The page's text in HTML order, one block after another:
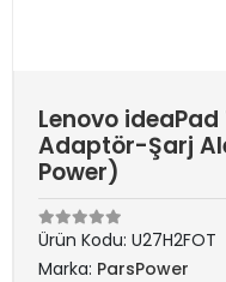
Lenovo ideaPad
Adaptör-Şarj
Power)
Ürün Kodu: U27H2FOT
Marka: ParsPower